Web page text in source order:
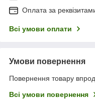
Оплата за
Всі умови оплати
Умови повернення
Повернення товару
Всі умови повернення